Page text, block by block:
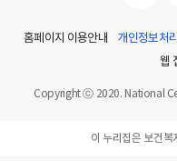
홈페이지 이용안내 개인정보처
웹
Copyright ⓒ 2020. National
이 누리집은 보건복